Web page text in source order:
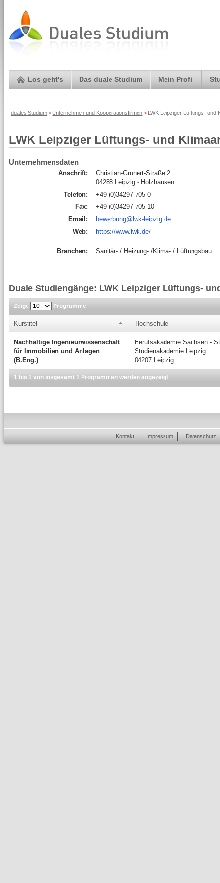
Los geht's Das duale Studium Mein Profil
duales Studium> Unternehmen und Kooperationsfirmen > LWK Leipziger Lüftungs- und
LWK Leipziger Lüftungs- und
Unternehmensdaten
Anschrift:
Christian-Grunert-Straße 2
04288 Leipzig - Holzhausen
Telefon:
+49 (0)34297 705-0
Fax:
+49 (0)34297 705-10
Email:
bewerbung@lwk-leipzig.de
Web:
https://www.lwk.de/
Branchen: Sanitär- / Heizung- /Klima- / Lüftungsbau
Duale Studiengänge: LWK Leipziger Lüftungs-
Zeige Programme
Kurstitel Hochschule
Nachhaltige Ingenieurwissenschaft
für Immobilien und Anlagen
(B.Eng.)
Berufsakademie Sachsen -
Studienakademie Leipzig
04207 Leipzig
1 bis 1 von insgesamt 1 Programmen werden angezeigt
Kontakt Impressum Datenschutz